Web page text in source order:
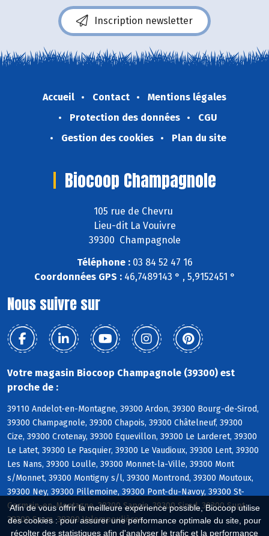
Afin de vous offrir la meilleure expérience possible, Biocoop utilise
des cookies : pour assurer une performance optimale du site, pour
récolter des statistiques afin d'analyser le trafic et la performance
Inscription newsletter
Accueil Contact
Mentions légales
Protection des données
CGU
Gestion des cookies
Plan du site
Biocoop Champagnole
105 rue de Chevru
Lieu-dit La Vouivre
39300 Champagnole
Téléphone :03 84 52 47 16
Coordonnées GPS :46,7489143 ° , 5,9152451 °
Nous suivre sur
Votre magasin Biocoop Champagnole (39300) est
proche de :
39110 Andelot-en-Montagne, 39300 Ardon, 39300 Bourg-de-Sirod,
39300 Champagnole, 39300 Chapois, 39300 Châtelneuf, 39300
Cize, 39300 Crotenay, 39300 Equevillon, 39300 Le Larderet, 39300
Le Latet, 39300 Le Pasquier, 39300 Le Vaudioux, 39300 Lent, 39300
Les Nans, 39300 Loulle, 39300 Monnet-la-Ville, 39300 Mont
s/Monnet, 39300 Montigny s/l, 39300 Montrond, 39300 Moutoux,
39300 Ney, 39300 Pillemoine, 39300 Pont-du-Navoy, 39300 St-
Germain-en-Montagne, 39300 Sapois, 39300 Sirod, 39300 Supt,
39300 Syam, 39300 Valempoulières